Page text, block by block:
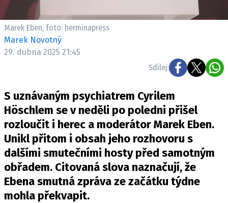
Máte příběh, fotku nebo video?
Pošlete e-mail na newsbox.cz
KONTAKT
VYDAVATEL
INZERCE
OSOBNÍ ÚDAJE / COOKIES
VOLNÁ MÍSTA
Marek Eben, foto: herminapress
Marek Novotný
29. dubna 2025 21:45
Sdílej:
S uznávaným psychiatrem Cyrilem
Höschlem se v neděli po poledni přišel
rozloučit i herec a moderátor Marek Eben.
Unikl přitom i obsah jeho rozhovoru s
dalšími smutečními hosty před samotným
obřadem. Citovaná slova naznačují, že
Ebena smutná zpráva ze začátku týdne
mohla překvapit.